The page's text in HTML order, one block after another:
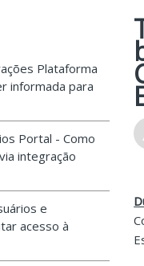
Plataforma
informada para
Portal - Como
integração
e
acesso à